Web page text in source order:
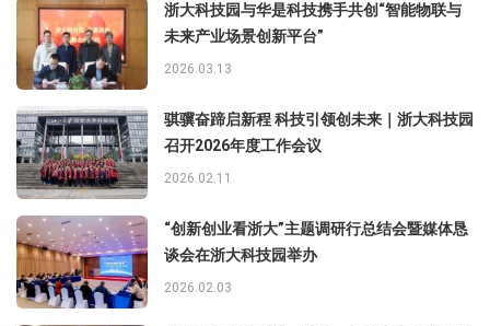
浙大科技园与华是科技携手共创“智能物联与
未来产业场景创新平台”
2026.03.13
骐骥奋蹄启新程 科技引领创未来｜浙大科技园
召开2026年度工作会议
2026.02.11
“创新创业看浙大”主题调研行总结会暨媒体恳
谈会在浙大科技园举办
2026.02.03